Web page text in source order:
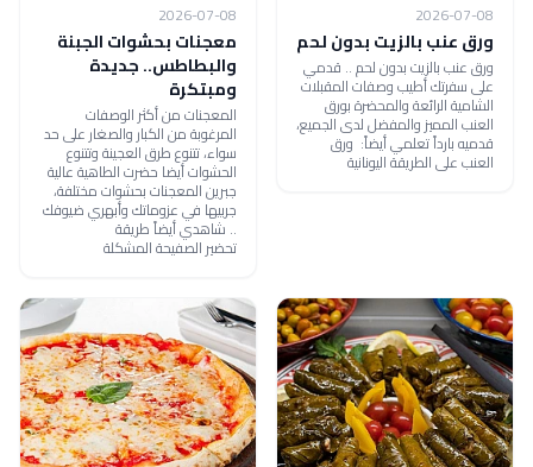
2026-07-08
ورق عنب بالزيت بدون لحم
ورق عنب بالزيت بدون لحم .. قدمي
على سفرتك أطيب وصفات المقبلات
الشامية الرائعة والمحضرة بورق
العنب المميز والمفضل لدى الجميع،
قدميه بارداً تعلمي أيضاً: ورق
العنب على الطريقة اليونانية
2026-07-08
معجنات بحشوات الجبنة
والبطاطس.. جديدة
ومبتكرة
المعجنات من أكثر الوصفات
المرغوبة من الكبار والصغار على حد
سواء، تتنوع طرق العجينة وتتنوع
الحشوات أيضا حضرت الطاهية عالية
جبرين المعجنات بحشوات مختلفة،
جربيها في عزوماتك وأبهري ضيوفك
.. شاهدي أيضاً طريقة
تحضير الصفيحة المشكلة